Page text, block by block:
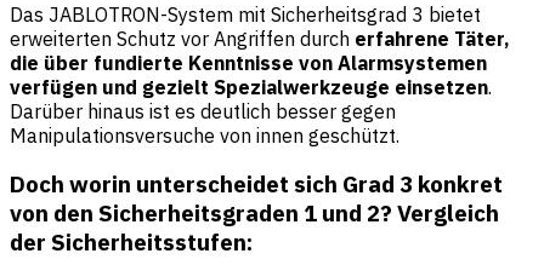
Das JABLOTRON-System mit Sicherheitsgrad 3 bietet
erweiterten Schutz vor Angriffen durch erfahrene Täter,
die über fundierte Kenntnisse von Alarmsystemen
verfügen und gezielt Spezialwerkzeuge einsetzen.
Darüber hinaus ist es deutlich besser gegen
Manipulationsversuche von innen geschützt.
Doch worin unterscheidet sich Grad 3 konkret
von den Sicherheitsgraden 1 und 2? Vergleich
der Sicherheitsstufen: